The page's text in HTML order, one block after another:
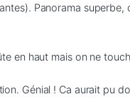
Panorama superbe,
en haut mais on ne
Génial ! Ca aurait pu